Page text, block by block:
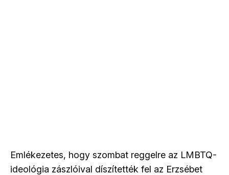
Emlékezetes, hogy szombat reggelre az LMBTQ-
ideológia zászlóival díszítették fel az Erzsébet